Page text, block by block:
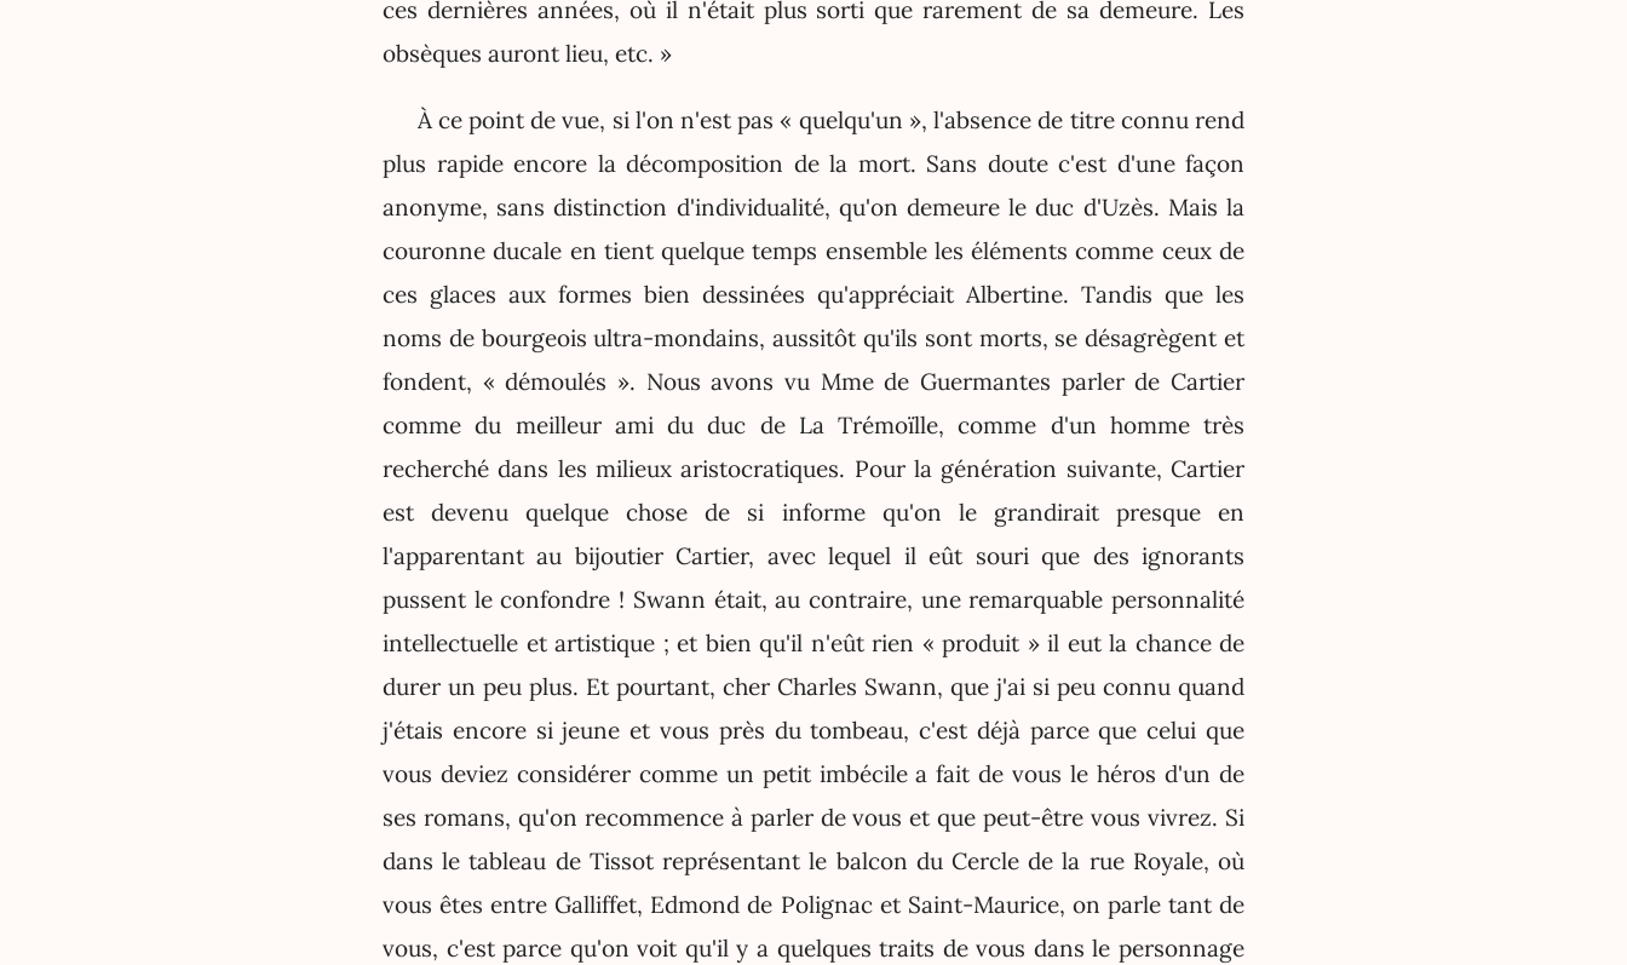
ces dernières années, où il n'était plus sorti que rarement de sa demeure. Les
obsèques auront lieu, etc. »
À ce point de vue, si l'on n'est pas « quelqu'un », l'absence de titre connu rend
plus rapide encore la décomposition de la mort. Sans doute c'est d'une façon
anonyme, sans distinction d'individualité, qu'on demeure le duc d'Uzès. Mais la
couronne ducale en tient quelque temps ensemble les éléments comme ceux de
ces glaces aux formes bien dessinées qu'appréciait Albertine. Tandis que les
noms de bourgeois ultra-mondains, aussitôt qu'ils sont morts, se désagrègent et
fondent, « démoulés ». Nous avons vu Mme de Guermantes parler de Cartier
comme du meilleur ami du duc de La Trémoïlle, comme d'un homme très
recherché dans les milieux aristocratiques. Pour la génération suivante, Cartier
est devenu quelque chose de si informe qu'on le grandirait presque en
l'apparentant au bijoutier Cartier, avec lequel il eût souri que des ignorants
pussent le confondre ! Swann était, au contraire, une remarquable personnalité
intellectuelle et artistique ; et bien qu'il n'eût rien « produit » il eut la chance de
durer un peu plus. Et pourtant, cher Charles Swann, que j'ai si peu connu quand
j'étais encore si jeune et vous près du tombeau, c'est déjà parce que celui que
vous deviez considérer comme un petit imbécile a fait de vous le héros d'un de
ses romans, qu'on recommence à parler de vous et que peut-être vous vivrez. Si
dans le tableau de Tissot représentant le balcon du Cercle de la rue Royale, où
vous êtes entre Galliffet, Edmond de Polignac et Saint-Maurice, on parle tant de
vous, c'est parce qu'on voit qu'il y a quelques traits de vous dans le personnage